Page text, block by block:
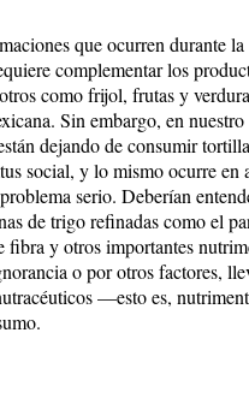
que ocurren durante la
complementar los
como frijol, frutas y
Sin embargo, en
dejando de consumir
social, y lo mismo ocurre en
serio. Deberían
de tri­go refinadas como el
fibra y otros importantes
o por otros factores,
—esto es,